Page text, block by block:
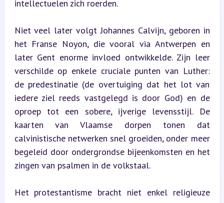
intellectuelen zich roerden.
Niet veel later volgt Johannes Calvijn, geboren in
het Franse Noyon, die vooral via Antwerpen en
later Gent enorme invloed ontwikkelde. Zijn leer
verschilde op enkele cruciale punten van Luther:
de predestinatie (de overtuiging dat het lot van
iedere ziel reeds vastgelegd is door God) en de
oproep tot een sobere, ijverige levensstijl. De
kaarten van Vlaamse dorpen tonen dat
calvinistische netwerken snel groeiden, onder meer
begeleid door ondergrondse bijeenkomsten en het
zingen van psalmen in de volkstaal.
Het protestantisme bracht niet enkel religieuze